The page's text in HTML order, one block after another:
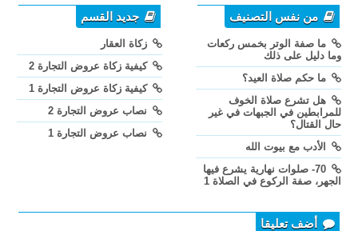
من نفس التصنيف
ما صفة الوتر بخمس ركعات
وما دليل على ذلك
ما حكم صلاة العيد؟
هل تشرع صلاة الخوف
للمرابطين في الجبهات في غير
حال القتال؟
الأدب مع بيوت الله
70- صلوات نهارية يشرع فيها
الجهر، صفة الركوع في الصلاة 1
جديد القسم
زكاة العقار
كيفية زكاة عروض التجارة 2
كيفية زكاة عروض التجارة 1
نصاب عروض التجارة 2
نصاب عروض التجارة 1
أضف تعليقا